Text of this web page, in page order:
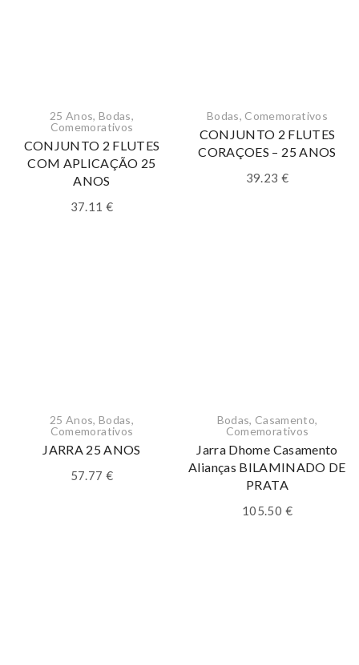
25 Anos,Bodas,
Comemorativos
CONJUNTO 2 FLUTES
COM APLICAÇÃO 25
ANOS
37.11 €
Bodas, Comemorativos
CONJUNTO 2 FLUTES
CORAÇOES – 25 ANOS
39.23 €
25 Anos,Bodas,
Comemorativos
JARRA 25 ANOS
57.77 €
Bodas, Casamento,
Comemorativos
Jarra Dhome Casamento
Alianças BILAMINADO DE
PRATA
105.50 €